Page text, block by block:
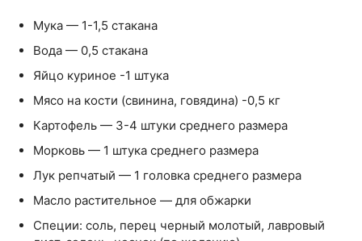
Мука — 1-1,5 стакана
Вода — 0,5 стакана
Яйцо куриное -1 штука
Мясо на кости (свинина, говядина) -0,5 кг
Картофель — 3-4 штуки среднего размера
Морковь — 1 штука среднего размера
Лук репчатый — 1 головка среднего размера
Масло растительное — для обжарки
Специи: соль, перец черный молотый, лавровый